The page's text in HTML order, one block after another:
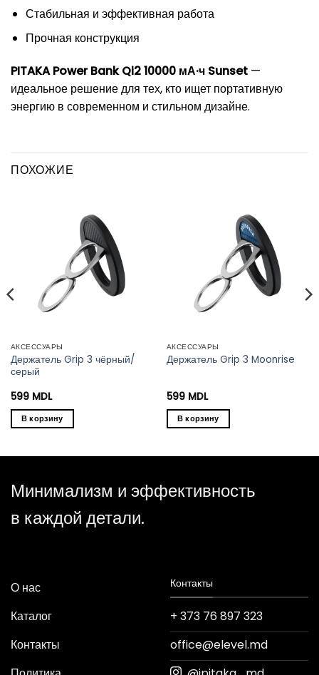
Стабильная и эффективная работа
Прочная конструкция
PITAKA Power Bank Qi2 10000 мА·ч Sunset —
идеальное решение для тех, кто ищет портативную
энергию в современном и стильном дизайне.
ПОХОЖИЕ
АКСЕССУАРЫ
Держатель Grip 3 чёрный/
серый
599 MDL
В корзину
АКСЕССУАРЫ
Держатель Grip 3 Moonrise
599 MDL
В корзину
Минимализм и эффективность
в каждой детали.
О нас
Каталог
Контакты
Контакты
+ 373 76 897 323
office@elevel.md